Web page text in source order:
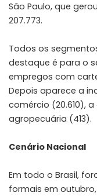
São Paulo, que
207.773.
Todos os
destaque é para o
empregos com
Depois aparece a
comércio (20.610),
agropecuária (413).
Cenário Nacional
Em todo o Brasil,
formais em